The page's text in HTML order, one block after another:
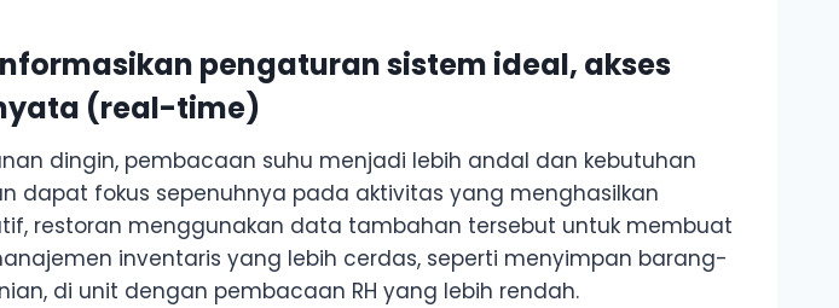
pengaturan sistem ideal, akses
(real-time)
dingin, pembacaan suhu menjadi lebih andal dan kebutuhan
dapat fokus sepenuhnya pada aktivitas yang menghasilkan
restoran menggunakan data tambahan tersebut untuk membuat
inventaris yang lebih cerdas, seperti menyimpan barang-
di unit dengan pembacaan RH yang lebih rendah.